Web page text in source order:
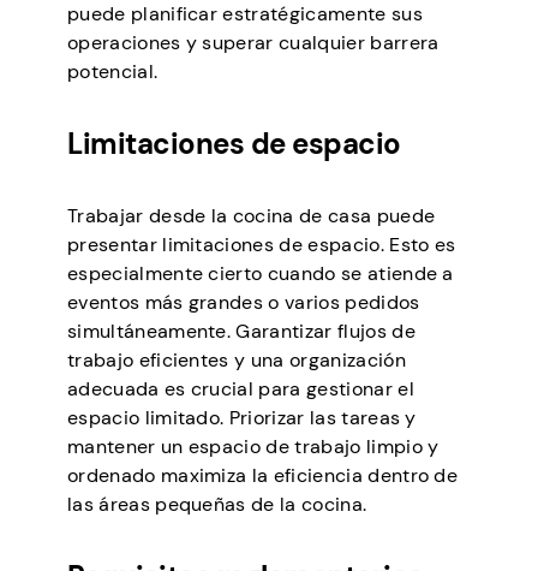
puede planificar estratégicamente sus
operaciones y superar cualquier barrera
potencial.
Limitaciones de espacio
Trabajar desde la cocina de casa puede
presentar limitaciones de espacio. Esto es
especialmente cierto cuando se atiende a
eventos más grandes o varios pedidos
simultáneamente. Garantizar flujos de
trabajo eficientes y una organización
adecuada es crucial para gestionar el
espacio limitado. Priorizar las tareas y
mantener un espacio de trabajo limpio y
ordenado maximiza la eficiencia dentro de
las áreas pequeñas de la cocina.